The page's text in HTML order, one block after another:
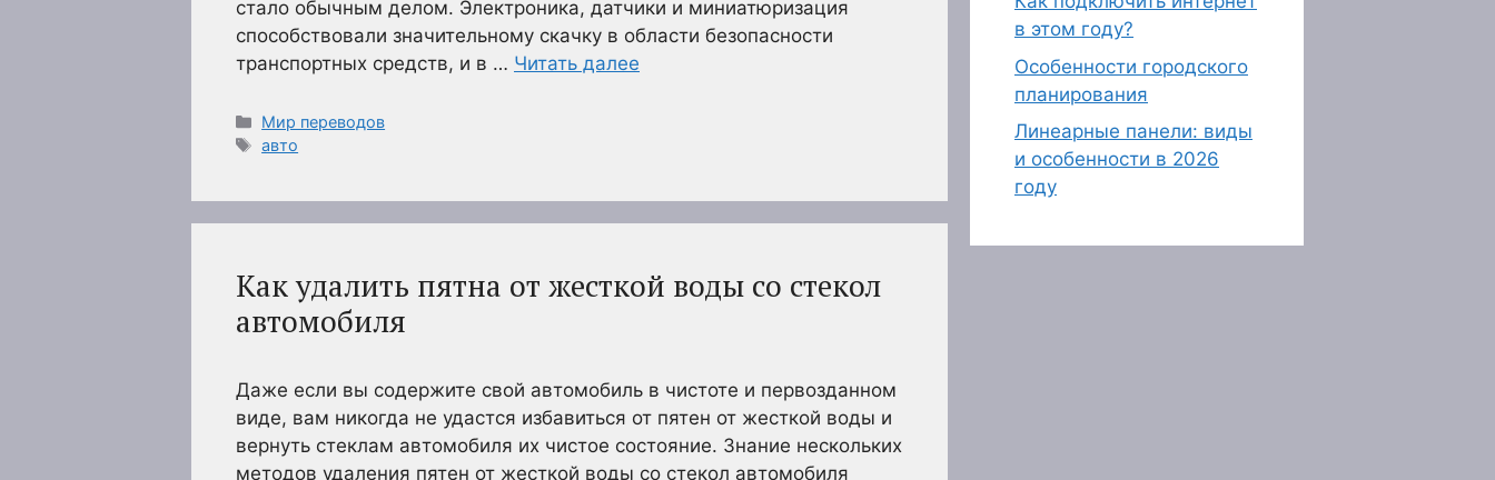
стало обычным делом. Электроника, датчики и миниатюризация
способствовали значительному скачку в области безопасности
транспортных средств, и в … Читать далее
Рубрики
Мир переводов
Метки
авто
Как удалить пятна от жесткой воды со стекол
автомобиля
Даже если вы содержите свой автомобиль в чистоте и первозданном
виде, вам никогда не удастся избавиться от пятен от жесткой воды и
вернуть стеклам автомобиля их чистое состояние. Знание нескольких
методов удаления пятен от жесткой воды со стекол автомобиля
в этом году?
Особенности городского
планирования
Линеарные панели: виды
и особенности в 2026
году